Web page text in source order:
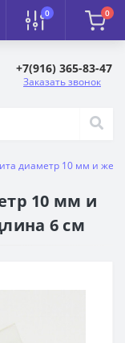
0 0
+7(916) 365-83-47
Заказать звонок
диаметр 10 мм и
10 мм и
6 см